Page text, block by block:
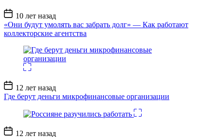
Дата
записи
10 лет назад
«Они будут умолять вас забрать долг» — Как работают
коллекторские агентства
Дата
записи
12 лет назад
Где берут деньги микрофинансовые организации
Дата12 лет назад